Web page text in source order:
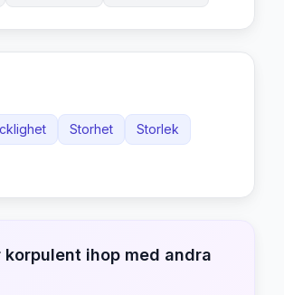
Storhet
Storlek
korpulent ihop med andra